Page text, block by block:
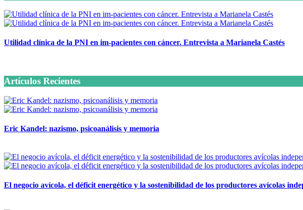
Utilidad clínica de la PNI en im-pacientes con cáncer. Entrevista a Marianela Castés
Artículos Recientes
Eric Kandel: nazismo, psicoanálisis y memoria
El negocio avícola, el déficit energético y la sostenibilidad de los productores avícolas